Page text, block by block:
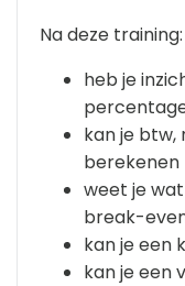
Na deze training:
heb je
kan je
berekenen
weet je
break-
kan je een
kan je een